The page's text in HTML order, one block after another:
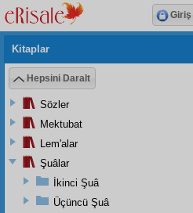
Kitaplar
Hepsini Daralt
Sözler
Mektubat
Lem'alar
Şuâlar
İkinci Şuâ
Üçüncü Şuâ
Giriş